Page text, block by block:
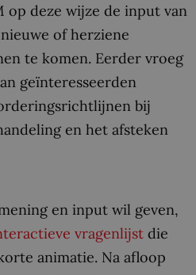
op deze wijze de input van
of herziene
te komen. Eerder vroeg
geïnteresseerden
bij
en het afsteken
en input wil geven,
vragenlijst die
animatie. Na afloop